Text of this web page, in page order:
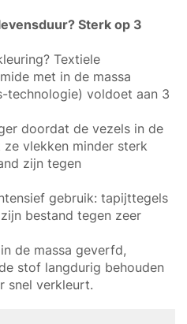
Sterk op 3
Textiele
met in de massa
technologie) voldoet aan 3
doordat de vezels in de
vlekken minder sterk
zijn tegen
gebruik: tapijttegels
bestand tegen zeer
de massa geverfd,
stof langdurig behouden
snel verkleurt.